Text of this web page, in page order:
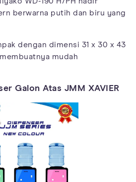
berwarna putih dan biru yang
dengan dimensi 31 x 30 x 43
mudah
Galon Atas JMM XAVIER